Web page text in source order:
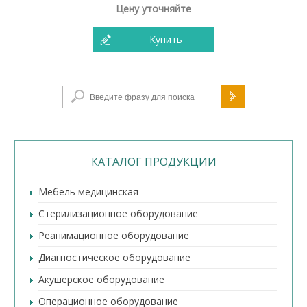
Цену уточняйте
Купить
Форма поиска
КАТАЛОГ ПРОДУКЦИИ
Мебель медицинская
Стерилизационное оборудование
Реанимационное оборудование
Диагностическое оборудование
Акушерское оборудование
Операционное оборудование